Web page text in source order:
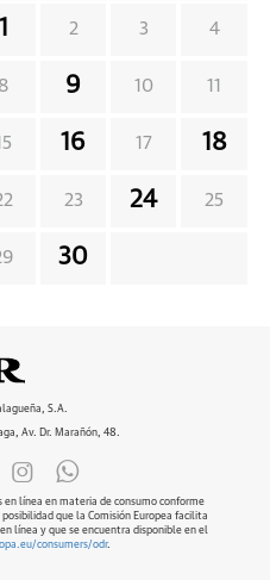
1 2 3 4
8 9 10 11
16 17 18
23 24 25
30
S.A.
Av. Dr. Marañón, 48.
línea en materia de consumo conforme
que la Comisión Europea facilita
línea y que se encuentra disponible en el
consumers/odr.